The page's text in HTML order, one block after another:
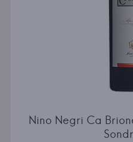
Nino Negri Ca